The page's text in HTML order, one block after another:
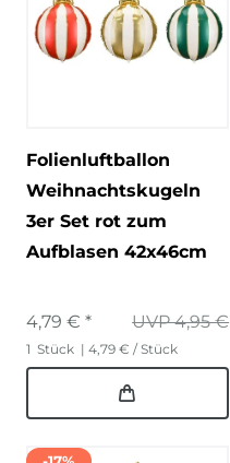
Folienluftballon
Weihnachtskugeln
3er Set rot zum
Aufblasen 42x46cm
UVP 4,95 €
4,79 € *
1 Stück | 4,79 € / Stück